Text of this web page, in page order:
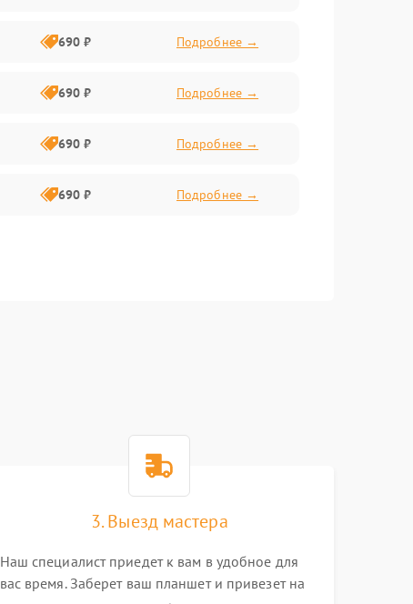
690 ₽ Подробнее →
690 ₽ Подробнее →
690 ₽ Подробнее →
690 ₽ Подробнее →
3. Выезд мастера
Наш специалист приедет к вам в удобное для
вас время. Заберет ваш планшет и привезет на